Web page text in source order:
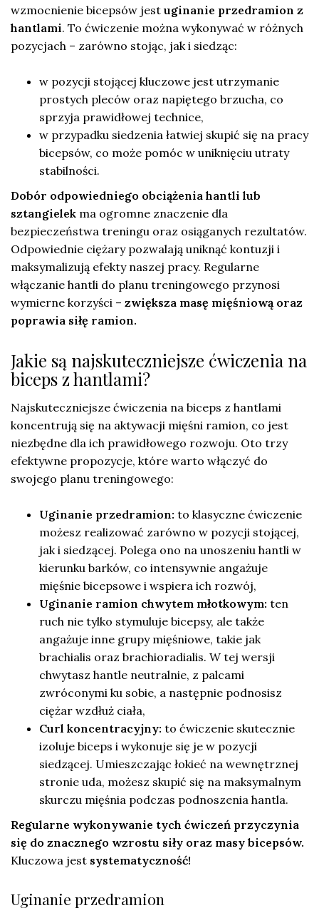
wzmocnienie bicepsów jest uginanie przedramion z
hantlami. To ćwiczenie można wykonywać w różnych
pozycjach – zarówno stojąc, jak i siedząc:
w pozycji stojącej kluczowe jest utrzymanie
prostych pleców oraz napiętego brzucha, co
sprzyja prawidłowej technice,
w przypadku siedzenia łatwiej skupić się na pracy
bicepsów, co może pomóc w uniknięciu utraty
stabilności.
Dobór odpowiedniego obciążenia hantli lub
sztangielek ma ogromne znaczenie dla
bezpieczeństwa treningu oraz osiąganych rezultatów.
Odpowiednie ciężary pozwalają uniknąć kontuzji i
maksymalizują efekty naszej pracy. Regularne
włączanie hantli do planu treningowego przynosi
wymierne korzyści – zwiększa masę mięśniową oraz
poprawia siłę ramion.
Jakie są najskuteczniejsze ćwiczenia na
biceps z hantlami?
Najskuteczniejsze ćwiczenia na biceps z hantlami
koncentrują się na aktywacji mięśni ramion, co jest
niezbędne dla ich prawidłowego rozwoju. Oto trzy
efektywne propozycje, które warto włączyć do
swojego planu treningowego:
Uginanie przedramion: to klasyczne ćwiczenie
możesz realizować zarówno w pozycji stojącej,
jak i siedzącej. Polega ono na unoszeniu hantli w
kierunku barków, co intensywnie angażuje
mięśnie bicepsowe i wspiera ich rozwój,
Uginanie ramion chwytem młotkowym: ten
ruch nie tylko stymuluje bicepsy, ale także
angażuje inne grupy mięśniowe, takie jak
brachialis oraz brachioradialis. W tej wersji
chwytasz hantle neutralnie, z palcami
zwróconymi ku sobie, a następnie podnosisz
ciężar wzdłuż ciała,
Curl koncentracyjny: to ćwiczenie skutecznie
izoluje biceps i wykonuje się je w pozycji
siedzącej. Umieszczając łokieć na wewnętrznej
stronie uda, możesz skupić się na maksymalnym
skurczu mięśnia podczas podnoszenia hantla.
Regularne wykonywanie tych ćwiczeń przyczynia
się do znacznego wzrostu siły oraz masy bicepsów.
Kluczowa jest systematyczność!
Uginanie przedramion